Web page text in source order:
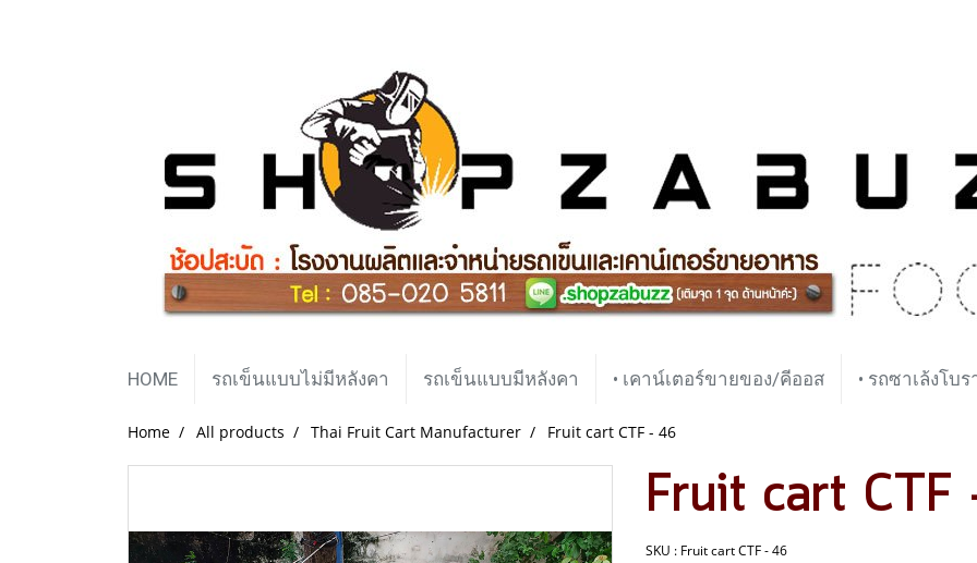
HOME รถเข็นแบบไม่มีหลังคา รถเข็นแบบมีหลังคา • เคาน์เตอร์ขายของ/คีออส • รถซาเล้งโบ
Home All products Thai Fruit Cart Manufacturer Fruit cart CTF - 46
Fruit cart
SKU : Fruit cart CTF - 46